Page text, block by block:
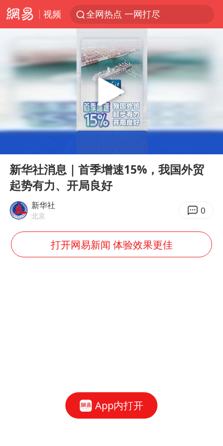
视频 全网热点 一网打尽
Play
新华社消息｜首季增速15%，我国外贸
起势有力、开局良好
新华社
北京 0
打开网易新闻 体验效果更佳
App内打开